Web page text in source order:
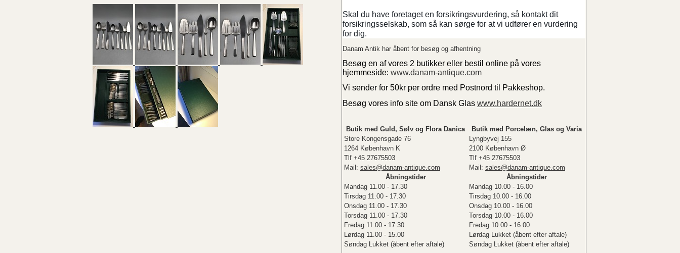
Skal du have foretaget en forsikringsvurdering, så kontakt dit
forsikringsselskab, som så kan sørge for at vi udfører en vurdering
for dig.
Danam Antik har åbent for besøg og afhentning
Besøg en af vores 2 butikker eller bestil online på vores
hjemmeside: www.danam-antique.com
Vi sender for 50kr per ordre med Postnord til Pakkeshop.
Besøg vores info site om Dansk Glas www.hardernet.dk
Butik med Guld, Sølv og Flora Danica
Butik med Porcelæn, Glas og Varia
Store Kongensgade 76
Lyngbyvej 155
1264 København K
2100 København Ø
Tlf +45 27675503
Tlf +45 27675503
Mail: sales@danam-antique.com Mail: sales@danam-antique.com
Åbningstider
Åbningstider
Mandag 11.00 - 17.30
Mandag 10.00 - 16.00
Tirsdag 11.00 - 17.30
Tirsdag 10.00 - 16.00
Onsdag 11.00 - 17.30
Onsdag 10.00 - 16.00
Torsdag 11.00 - 17.30
Torsdag 10.00 - 16.00
Fredag 11.00 - 17.30
Fredag 10.00 - 16.00
Lørdag 11.00 - 15.00
Lørdag Lukket (åbent efter aftale)
Søndag Lukket (åbent efter aftale)
Søndag Lukket (åbent efter aftale)